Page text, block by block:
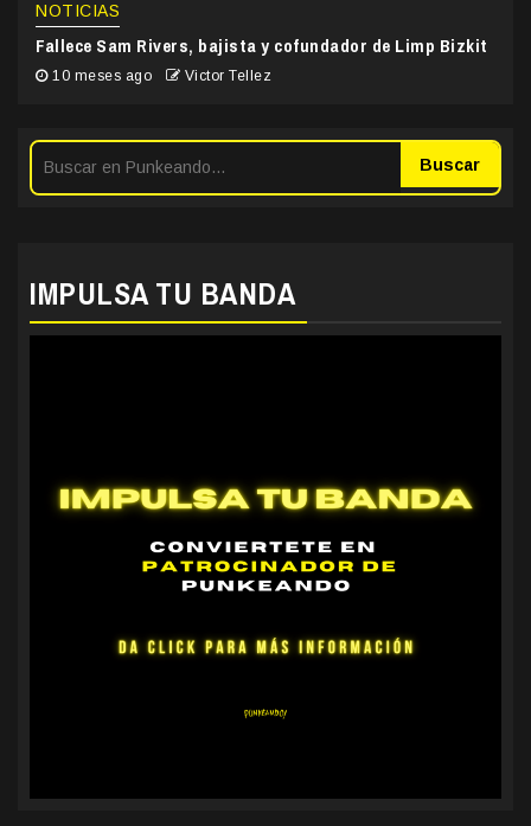
NOTICIAS
Fallece Sam Rivers, bajista y cofundador de Limp Bizkit
10 meses ago Victor Tellez
Buscar
IMPULSA TU BANDA